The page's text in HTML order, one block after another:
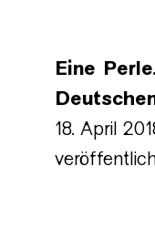
Eine
18. April